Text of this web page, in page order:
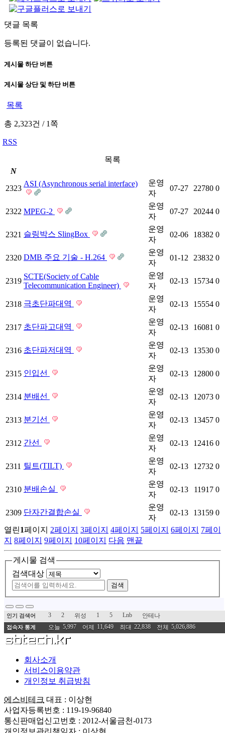
댓글 목록
등록된 댓글이 없습니다.
게시물 하단 버튼
게시물 상단 및 하단 버튼
목록
총 2,323건 /1쪽
RSS
목록
N
2323
ASI (Asynchronous serial interface)
운영
자
07-27 22780 0
2322 MPEG-2
운영
자
07-27 20244 0
2321 슬링박스 SlingBox
운영
자
02-06 18382 0
2320 DMB 주요 기술 - H.264
운영
자
01-12 23832 0
2319
SCTE(Society of Cable
Telecommunication Engineer)
운영
자
02-13 15734 0
2318 극초단파대역
운영
자
02-13 15554 0
2317 초단파고대역
운영
자
02-13 16081 0
2316 초단파저대역
운영
자
02-13 13530 0
2315 인입선
운영
자
02-13 12800 0
2314 분배선
운영
자
02-13 12073 0
2313 분기선
운영
자
02-13 13457 0
2312 간선
운영
자
02-13 12416 0
2311 틸트(TILT)
운영
자
02-13 12732 0
2310 분배손실
운영
자
02-13 11917 0
2309 단자간결합손실
운영
자
02-13 13159 0
열린1페이지 2페이지 3페이지 4페이지 5페이지 6페이지 7페이
지 8페이지 9페이지 10페이지 다음 맨끝
게시물 검색
검색대상
검색
인기 검색어 3 2 위성 1 5 Lnb 안테나
접속자 통계 오늘 5,997 어제 11,649 최대 22,838 전체 5,026,886
회사소개
서비스이용약관
개인정보 취급방침
에스비테크 대표 : 이상현
사업자등록번호 : 119-19-96840
통신판매업신고번호 : 2012-서울금천-0173
개인정보관리책임자 : 이상현